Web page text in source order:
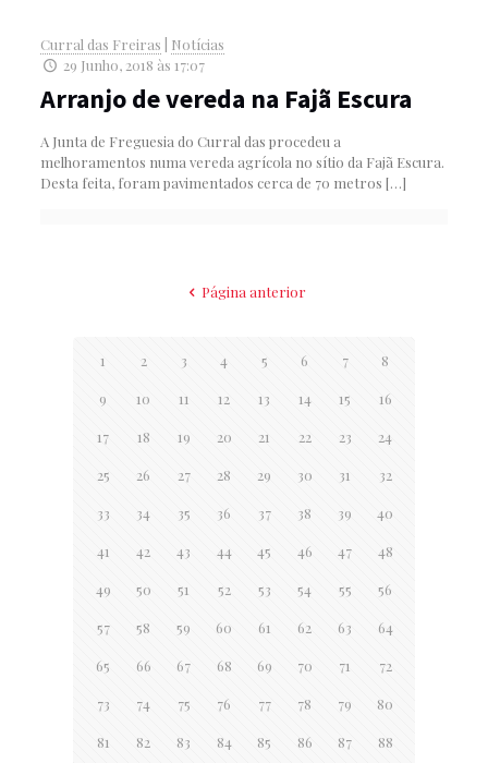
Curral das Freiras
Notícias
29 Junho, 2018 às 17:07
Arranjo de vereda na Fajã Escura
A Junta de Freguesia do Curral das procedeu a
melhoramentos numa vereda agrícola no sítio da Fajã Escura.
Desta feita, foram pavimentados cerca de 70 metros […]
Página anterior
1 2 3 4 5 6 7 8
9 10 11 12 13 14 15 16
17 18 19 20 21 22 23 24
25 26 27 28 29 30 31 32
33 34 35 36 37 38 39 40
41 42 43 44 45 46 47 48
49 50 51 52 53 54 55 56
57 58 59 60 61 62 63 64
65 66 67 68 69 70 71 72
73 74 75 76 77 78 79 80
81 82 83 84 85 86 87 88